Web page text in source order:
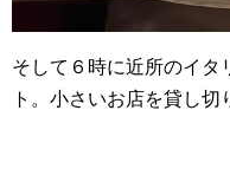
そして６時に近所のイタ
ト。小さいお店を貸し